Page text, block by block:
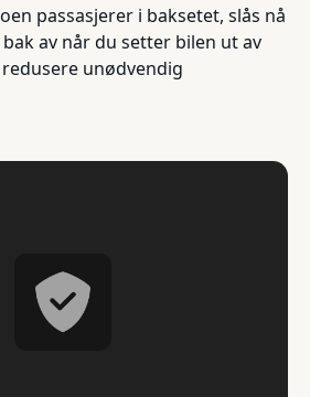
passasjerer i baksetet, slås nå
av når du setter bilen ut av
unødvendig